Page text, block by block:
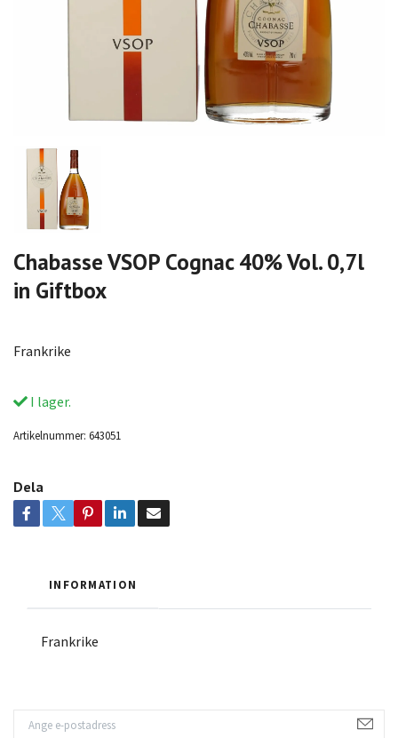
Chabasse VSOP Cognac 40% Vol. 0,7l
in Giftbox
Frankrike
I lager.
Artikelnummer: 643051
Dela
INFORMATION
Frankrike